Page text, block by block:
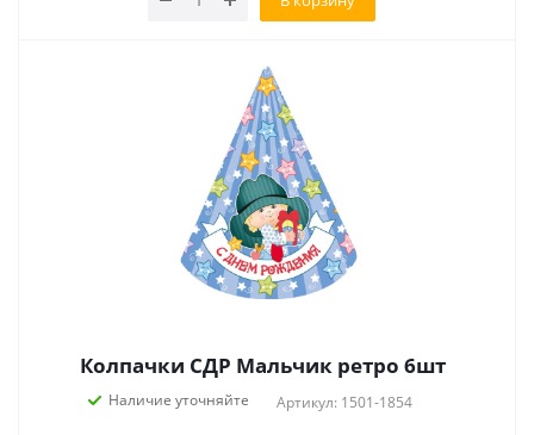
Колпачки СДР Мальчик ретро 6шт
Наличие уточняйте Артикул: 1501-1854